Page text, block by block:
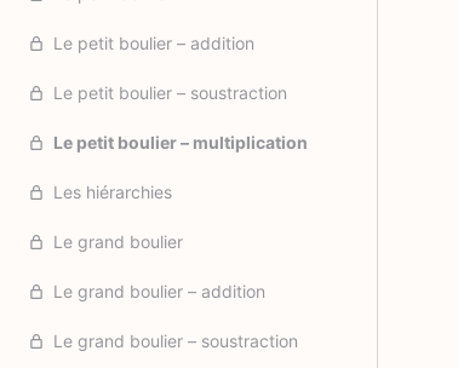
Le petit boulier – addition
Le petit boulier – soustraction
Le petit boulier – multiplication
Les hiérarchies
Le grand boulier
Le grand boulier – addition
Le grand boulier – soustraction